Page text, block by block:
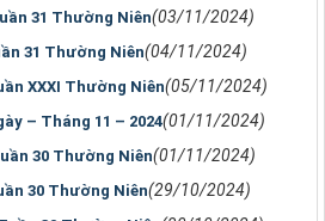
31 Thường Niên(03/11/2024)
31 Thường Niên(04/11/2024)
XXXI Thường Niên(05/11/2024)
– Tháng 11 – 2024(01/11/2024)
30 Thường Niên(01/11/2024)
30 Thường Niên(29/10/2024)